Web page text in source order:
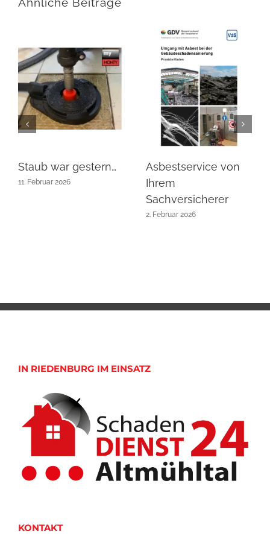
Staub war gestern…
11. Februar 2026
Asbestservice von
Ihrem
Sachversicherer
2. Februar 2026
IN RIEDENBURG IM EINSATZ
KONTAKT